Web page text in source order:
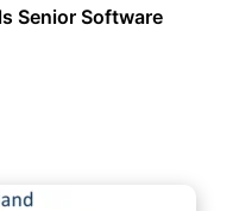
Senior Software